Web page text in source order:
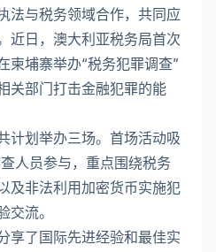
法与税务领域合作，共同应
近日，澳大利亚税务局首次
柬埔寨举办“税务犯罪调查”
关部门打击金融犯罪的能
计划举办三场。首场活动吸
人员参与，重点围绕税务
及非法利用加密货币实施犯
流。
享了国际先进经验和最佳实